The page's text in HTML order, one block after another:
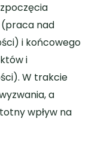
nad
i końcowego
i
W trakcie
a
wpływ na